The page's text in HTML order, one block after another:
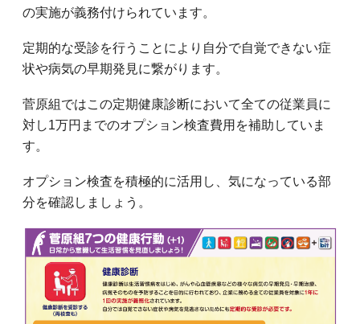
の実施が義務付けられています。
定期的な受診を行うことにより自分で自覚できない症
状や病気の早期発見に繋がります。
菅原組ではこの定期健康診断において全ての従業員に
対し1万円までのオプション検査費用を補助していま
す。
オプション検査を積極的に活用し、気になっている部
分を確認しましょう。